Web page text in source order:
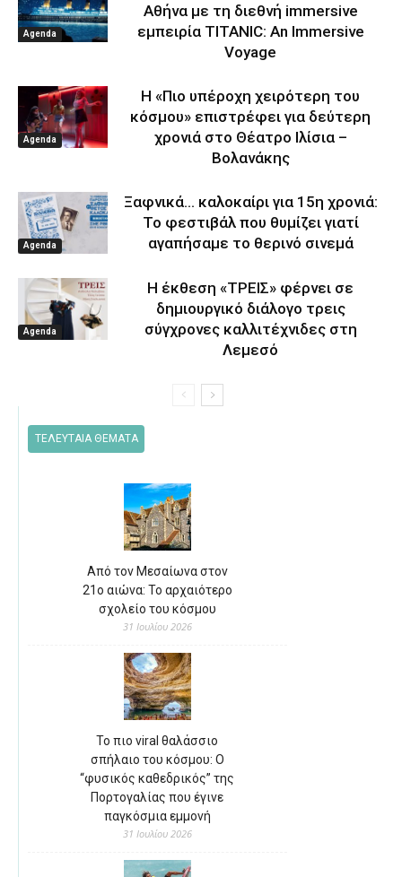
Agenda
Αθήνα με τη διεθνή immersive
εμπειρία TITANIC: An Immersive
Voyage
Agenda
Η «Πιο υπέροχη χειρότερη του
κόσμου» επιστρέφει για δεύτερη
χρονιά στο Θέατρο Ιλίσια –
Βολανάκης
Agenda
Ξαφνικά… καλοκαίρι για 15η χρονιά:
Το φεστιβάλ που θυμίζει γιατί
αγαπήσαμε το θερινό σινεμά
Agenda
Η έκθεση «ΤΡΕΙΣ» φέρνει σε
δημιουργικό διάλογο τρεις
σύγχρονες καλλιτέχνιδες στη
Λεμεσό
ΤΕΛΕΥΤΑΙΑ ΘΕΜΑΤΑ
Από τον Μεσαίωνα στον
21ο αιώνα: Το αρχαιότερο
σχολείο του κόσμου
31 Ιουλίου 2026
Το πιο viral θαλάσσιο
σπήλαιο του κόσμου: Ο
“φυσικός καθεδρικός” της
Πορτογαλίας που έγινε
παγκόσμια εμμονή
31 Ιουλίου 2026